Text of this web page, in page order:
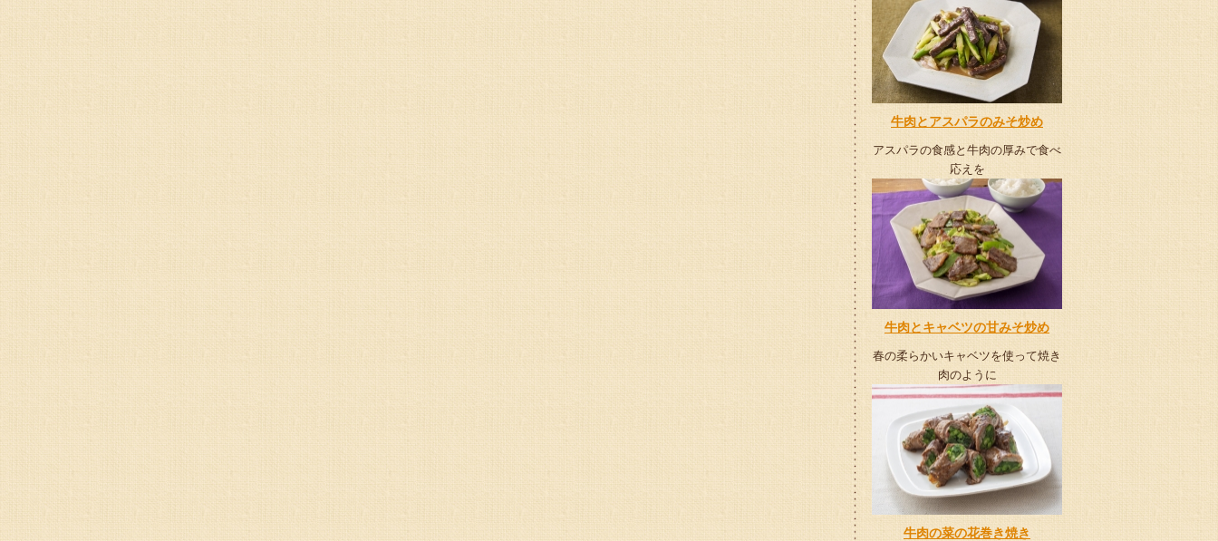
牛肉とアスパラのみそ炒め
アスパラの食感と牛肉の厚みで食べ
応えを
牛肉とキャベツの甘みそ炒め
春の柔らかいキャベツを使って焼き
肉のように
牛肉の菜の花巻き焼き